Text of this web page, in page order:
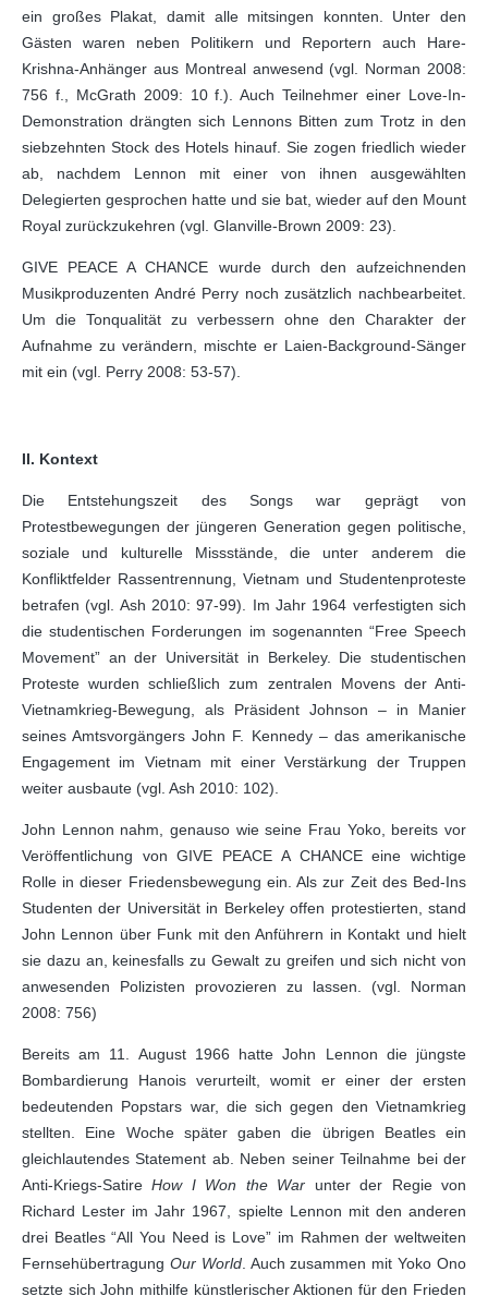
ein großes Plakat, damit alle mitsingen konnten. Unter den
Gästen waren neben Politikern und Reportern auch Hare-
Krishna-Anhänger aus Montreal anwesend (vgl. Norman 2008:
756 f., McGrath 2009: 10 f.). Auch Teilnehmer einer Love-In-
Demonstration drängten sich Lennons Bitten zum Trotz in den
siebzehnten Stock des Hotels hinauf. Sie zogen friedlich wieder
ab, nachdem Lennon mit einer von ihnen ausgewählten
Delegierten gesprochen hatte und sie bat, wieder auf den Mount
Royal zurückzukehren (vgl. Glanville-Brown 2009: 23).
GIVE PEACE A CHANCE wurde durch den aufzeichnenden
Musikproduzenten André Perry noch zusätzlich nachbearbeitet.
Um die Tonqualität zu verbessern ohne den Charakter der
Aufnahme zu verändern, mischte er Laien-Background-Sänger
mit ein (vgl. Perry 2008: 53-57).
II. Kontext
Die Entstehungszeit des Songs war geprägt von
Protestbewegungen der jüngeren Generation gegen politische,
soziale und kulturelle Missstände, die unter anderem die
Konfliktfelder Rassentrennung, Vietnam und Studentenproteste
betrafen (vgl. Ash 2010: 97-99). Im Jahr 1964 verfestigten sich
die studentischen Forderungen im sogenannten “Free Speech
Movement” an der Universität in Berkeley. Die studentischen
Proteste wurden schließlich zum zentralen Movens der Anti-
Vietnamkrieg-Bewegung, als Präsident Johnson – in Manier
seines Amtsvorgängers John F. Kennedy – das amerikanische
Engagement im Vietnam mit einer Verstärkung der Truppen
weiter ausbaute (vgl. Ash 2010: 102).
John Lennon nahm, genauso wie seine Frau Yoko, bereits vor
Veröffentlichung von GIVE PEACE A CHANCE eine wichtige
Rolle in dieser Friedensbewegung ein. Als zur Zeit des Bed-Ins
Studenten der Universität in Berkeley offen protestierten, stand
John Lennon über Funk mit den Anführern in Kontakt und hielt
sie dazu an, keinesfalls zu Gewalt zu greifen und sich nicht von
anwesenden Polizisten provozieren zu lassen. (vgl. Norman
2008: 756)
Bereits am 11. August 1966 hatte John Lennon die jüngste
Bombardierung Hanois verurteilt, womit er einer der ersten
bedeutenden Popstars war, die sich gegen den Vietnamkrieg
stellten. Eine Woche später gaben die übrigen Beatles ein
gleichlautendes Statement ab. Neben seiner Teilnahme bei der
Anti-Kriegs-SatireHow I Won the War unter der Regie von
Richard Lester im Jahr 1967, spielte Lennon mit den anderen
drei Beatles “All You Need is Love” im Rahmen der weltweiten
Fernsehübertragung Our World. Auch zusammen mit Yoko Ono
setzte sich John mithilfe künstlerischer Aktionen für den Frieden